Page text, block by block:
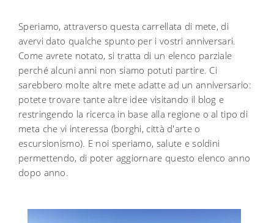
Speriamo, attraverso questa carrellata di mete, di
avervi dato qualche spunto per i vostri anniversari.
Come avrete notato, si tratta di un elenco parziale
perché alcuni anni non siamo potuti partire. Ci
sarebbero molte altre mete adatte ad un anniversario:
potete trovare tante altre idee visitando il blog e
restringendo la ricerca in base alla regione o al tipo di
meta che vi interessa (borghi, città d'arte o
escursionismo). E noi speriamo, salute e soldini
permettendo, di poter aggiornare questo elenco anno
dopo anno.